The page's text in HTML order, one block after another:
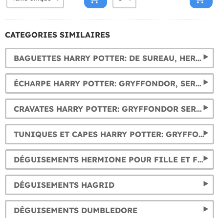
CATEGORIES SIMILAIRES
BAGUETTES HARRY POTTER: DE SUREAU, HERMIONE, DUMBLEDORE, VOLDEMORT… ET PLUS ENCORE.
ÉCHARPE HARRY POTTER: GRYFFONDOR, SERPENTARD, POUFSOUFFLE ET SERDAIGLE
CRAVATES HARRY POTTER: GRYFFONDOR SERPENTARD, POUFSOUFFLE ET SERDAIGLE
TUNIQUES ET CAPES HARRY POTTER: GRYFFONDOR SERPENTARD, SERDAIGLE ET POUFSOUFFLE
DÉGUISEMENTS HERMIONE POUR FILLE ET FEMME
DÉGUISEMENTS HAGRID
DÉGUISEMENTS DUMBLEDORE